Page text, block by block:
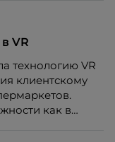
VR
технологию VR
клиентскому
как в